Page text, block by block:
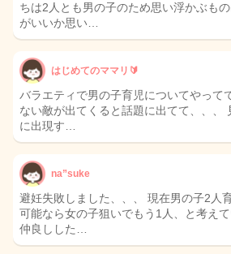
ちは2人とも男の子のため思い浮かぶも
がいいか思い…
はじめてのママリ🔰
バラエティで男の子育児についてやって
ない敵が出てくると話題に出てて、、、
に出現す…
na”suke
避妊失敗しました、、、 現在男の子2人
可能なら女の子狙いでもう1人、と考え
仲良しした…